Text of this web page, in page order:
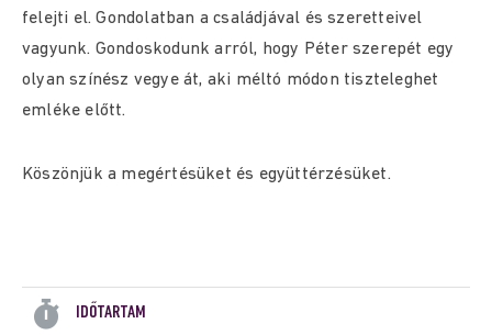
felejti el. Gondolatban a családjával és szeretteivel
vagyunk. Gondoskodunk arról, hogy Péter szerepét egy
olyan színész vegye át, aki méltó módon tiszteleghet
emléke előtt.
Köszönjük a megértésüket és együttérzésüket.
IDŐTARTAM